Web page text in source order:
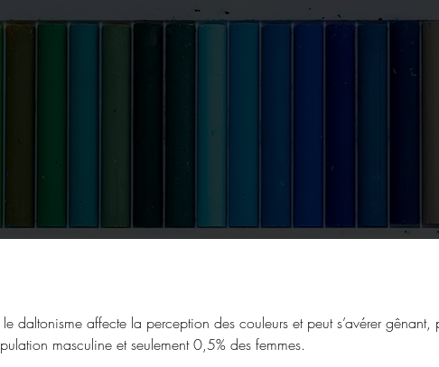
daltonisme affecte la perception des couleurs et peut s’avérer
masculine et seulement 0,5% des femmes.